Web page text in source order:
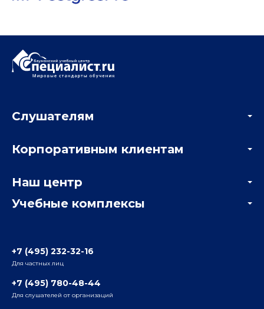
Учебные комплексы
Радио
ул. Радио, д.24, корпус 1, 2-й подъезд, 2-й этаж
Слушателям
Мастер-классы и вебинары
Корпоративным клиентам
Отзывы компаний
Наш центр
Информация о центре
+7 (495) 232-32-16
Для частных лиц
+7 (495) 780-48-44
Для слушателей от организаций